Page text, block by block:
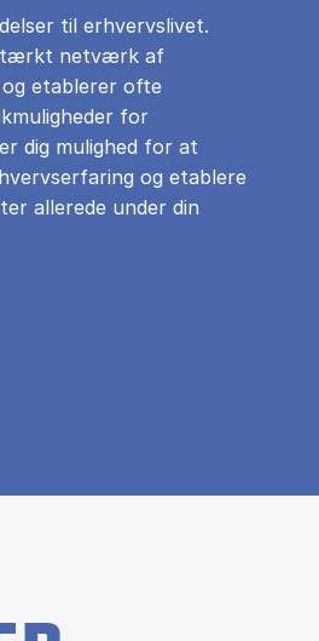
til erhvervslivet.
netværk af
etablerer ofte
for
dig mulighed for at
og etablere
allerede under din